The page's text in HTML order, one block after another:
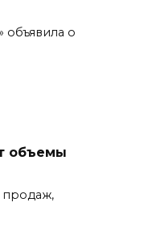
объявила о
объемы
продаж,